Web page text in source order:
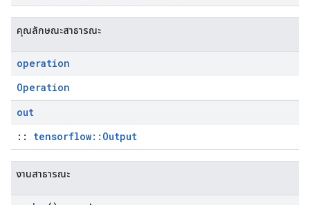
คุณลักษณะสาธารณะ
operation
Operation
out
:: tensorflow::Output
งานสาธารณะ